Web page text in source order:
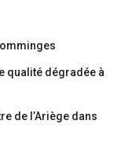
qualité dégradée à
de l’Ariège dans